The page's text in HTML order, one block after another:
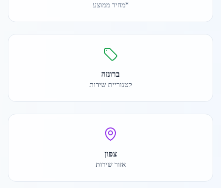
*מחיר ממוצע
ברונזה
קטגוריית שירות
צפון
אזור שירות